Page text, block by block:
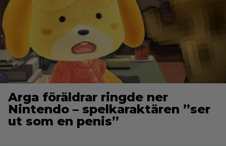
Arga föräldrar ringde ner
Nintendo – spelkaraktären ”ser
ut som en penis”